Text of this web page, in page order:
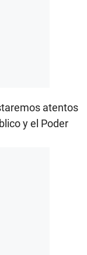
atentos
y el Poder